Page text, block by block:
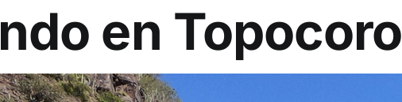
en Topocoro